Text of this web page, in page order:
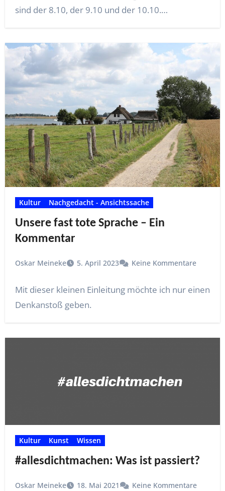
sind der 8.10, der 9.10 und der 10.10.…
Kultur Nachgedacht - Ansichtssache
Unsere fast tote Sprache – Ein
Kommentar
Oskar Meineke 5. April 2023 Keine Kommentare
Mit dieser kleinen Einleitung möchte ich nur einen
Denkanstoß geben.
Kultur Kunst Wissen
#allesdichtmachen: Was ist passiert?
Oskar Meineke 18. Mai 2021 Keine Kommentare